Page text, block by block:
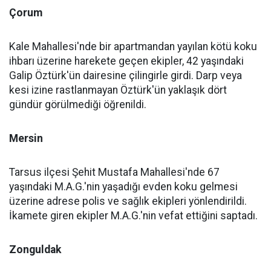
Çorum
Kale Mahallesi'nde bir apartmandan yayılan kötü koku
ihbarı üzerine harekete geçen ekipler, 42 yaşındaki
Galip Öztürk'ün dairesine çilingirle girdi. Darp veya
kesi izine rastlanmayan Öztürk'ün yaklaşık dört
gündür görülmediği öğrenildi.
Mersin
Tarsus ilçesi Şehit Mustafa Mahallesi'nde 67
yaşındaki M.A.G.'nin yaşadığı evden koku gelmesi
üzerine adrese polis ve sağlık ekipleri yönlendirildi.
İkamete giren ekipler M.A.G.'nin vefat ettiğini saptadı.
Zonguldak